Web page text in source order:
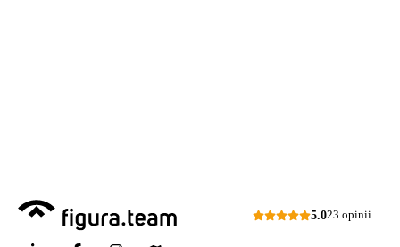
5.023 opinii